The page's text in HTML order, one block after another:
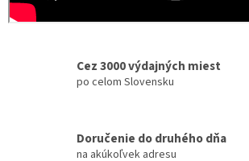
Cez 3000 výdajných miest
po celom Slovensku
Doručenie do druhého dňa
na akúkoľvek adresu